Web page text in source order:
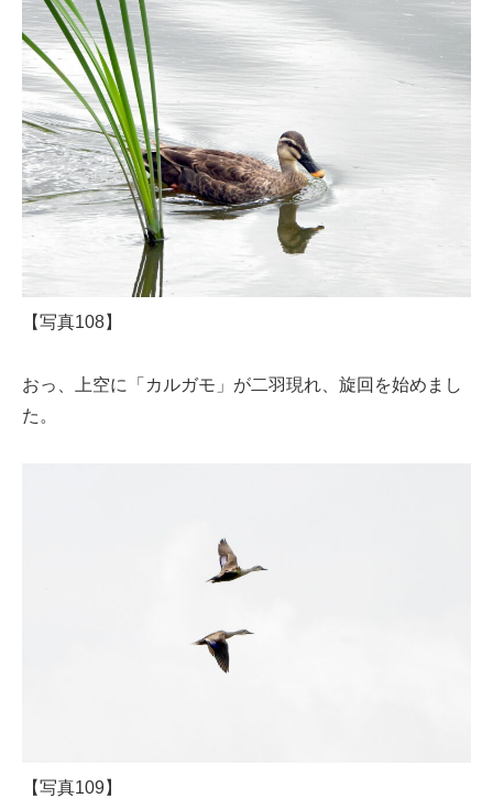
【写真108】
おっ、上空に「カルガモ」が二羽現れ、旋回を始めまし
た。
【写真109】